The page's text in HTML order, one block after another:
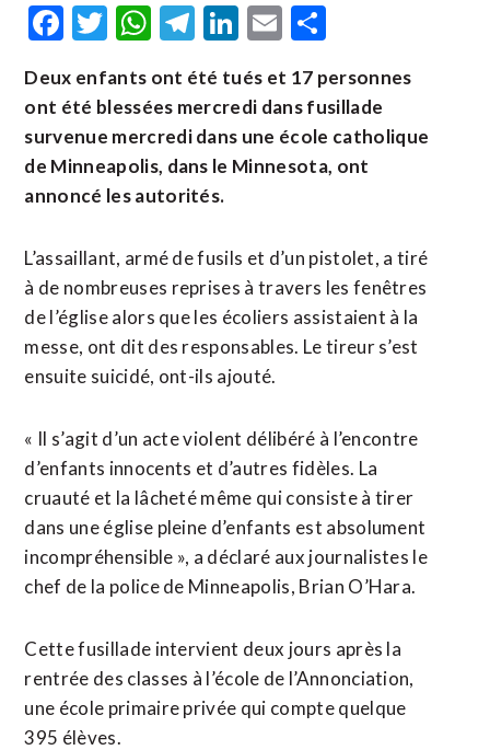
Facebook
Twitter
WhatsApp
Telegram
LinkedIn
Email
Deux enfants ont été tués et 17 personnes
ont été blessées mercredi dans fusillade
survenue mercredi dans une école catholique
de Minneapolis, dans le Minnesota, ont
annoncé les autorités.
L’assaillant, armé de fusils et d’un pistolet, a tiré
à de nombreuses reprises à travers les fenêtres
de l’église alors que les écoliers assistaient à la
messe, ont dit des responsables. Le tireur s’est
ensuite suicidé, ont-ils ajouté.
« Il s’agit d’un acte violent délibéré à l’encontre
d’enfants innocents et d’autres fidèles. La
cruauté et la lâcheté même qui consiste à tirer
dans une église pleine d’enfants est absolument
incompréhensible », a déclaré aux journalistes le
chef de la police de Minneapolis, Brian O’Hara.
Cette fusillade intervient deux jours après la
rentrée des classes à l’école de l’Annonciation,
une école primaire privée qui compte quelque
395 élèves.